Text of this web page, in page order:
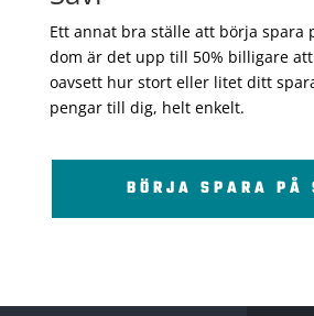
Ett annat bra ställe att börja spara
dom är det upp till 50% billigare
oavsett hur stort eller litet ditt
pengar till dig, helt enkelt.
BÖRJA SPARA PÅ